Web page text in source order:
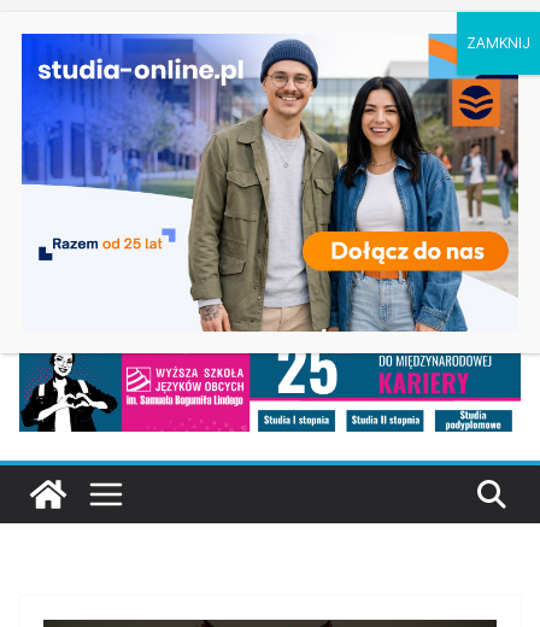
Ostatnie
wpisy:
Filologia słowiańska w Krakowie
Studia historyczne w Łodzi
Analityka biznesowa i Data Science – Collegium
Da Vinci w Poznaniu
Chemia w Opolu
Biologia w Rzeszowie